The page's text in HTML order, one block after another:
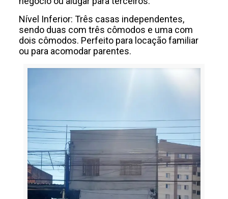
Nível Inferior: Três casas independentes,
sendo duas com três cômodos e uma com
dois cômodos. Perfeito para locação familiar
ou para acomodar parentes.